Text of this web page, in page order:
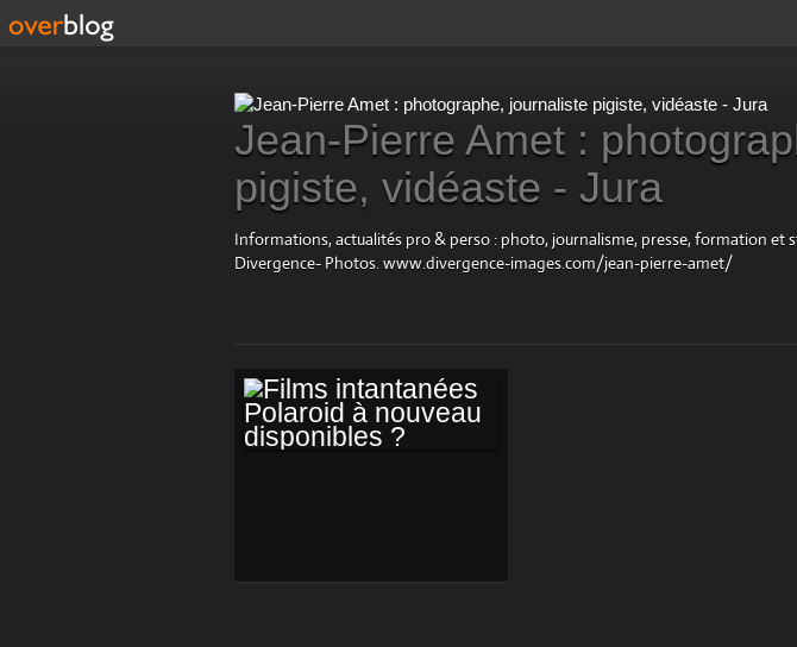
Jean-Pierre Amet :
pigiste, vidéaste - Jura
Informations, actualités pro & perso : photo, journalisme, presse, formation
Divergence- Photos. www.divergence-images.com/jean-pierre-amet/
POLAROID À